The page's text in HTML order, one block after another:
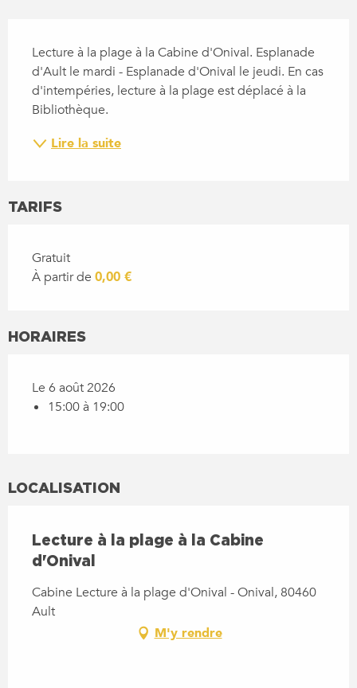
Lecture à la plage à la Cabine d'Onival. Esplanade
d'Ault le mardi - Esplanade d'Onival le jeudi. En cas
d'intempéries, lecture à la plage est déplacé à la
Bibliothèque.
Lire la suite
TARIFS
Gratuit
À partir de 0,00 €
HORAIRES
Le 6 août 2026
15:00 à 19:00
LOCALISATION
Lecture à la plage à la Cabine
d'Onival
Cabine Lecture à la plage d'Onival - Onival, 80460
Ault
M'y rendre